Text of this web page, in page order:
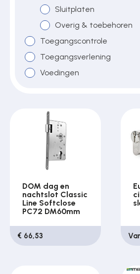
Sluitplaten
Overig & toebehoren
Toegangscontrole
Toegangsverlening
Voedingen
DOM dag en
nachtslot Classic
Line Softclose
PC72 DM60mm
€ 66,53